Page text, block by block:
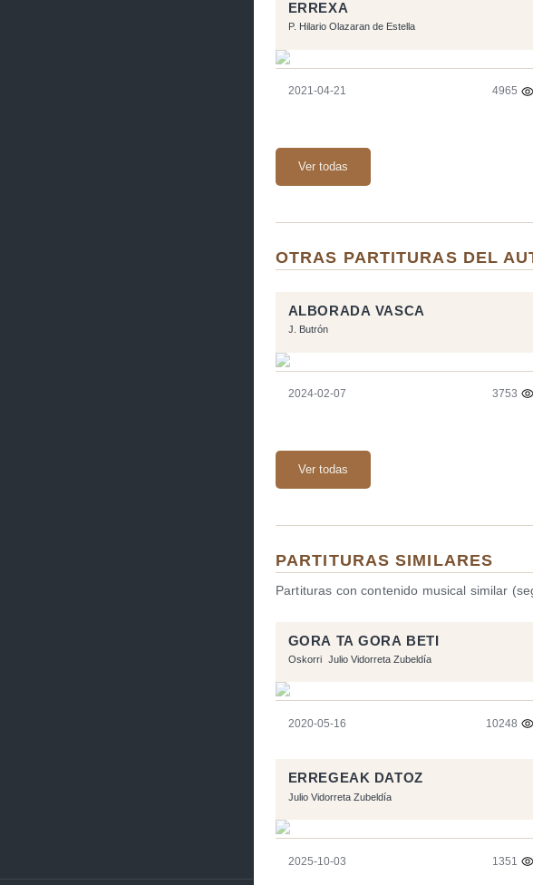
ERREXA
P. Hilario Olazaran de Estella
2021-04-21 4965
Ver todas
OTRAS PARTITURAS DEL
ALBORADA VASCA
J. Butrón
2024-02-07 3753
Ver todas
PARTITURAS SIMILARES
Partituras con contenido musical similar
GORA TA GORA BETI
Oskorri Julio Vidorreta Zubeldía
2020-05-16 10248
ERREGEAK DATOZ
Julio Vidorreta Zubeldía
2025-10-03 1351